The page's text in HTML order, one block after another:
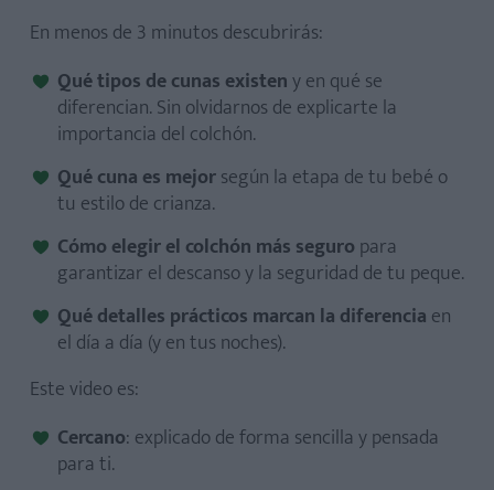
En menos de 3 minutos descubrirás:
Qué tipos de cunas existeny en qué se
diferencian. Sin olvidarnos de explicarte la
importancia del colchón.
Qué cuna es mejorsegún la etapa de tu bebé o
tu estilo de crianza.
Cómo elegir el colchón más seguro para
garantizar el descanso y la seguridad de tu peque.
Qué detalles prácticos marcan la diferencia en
el día a día (y en tus noches).
Este video es:
Cercano: explicado de forma sencilla y pensada
para ti.